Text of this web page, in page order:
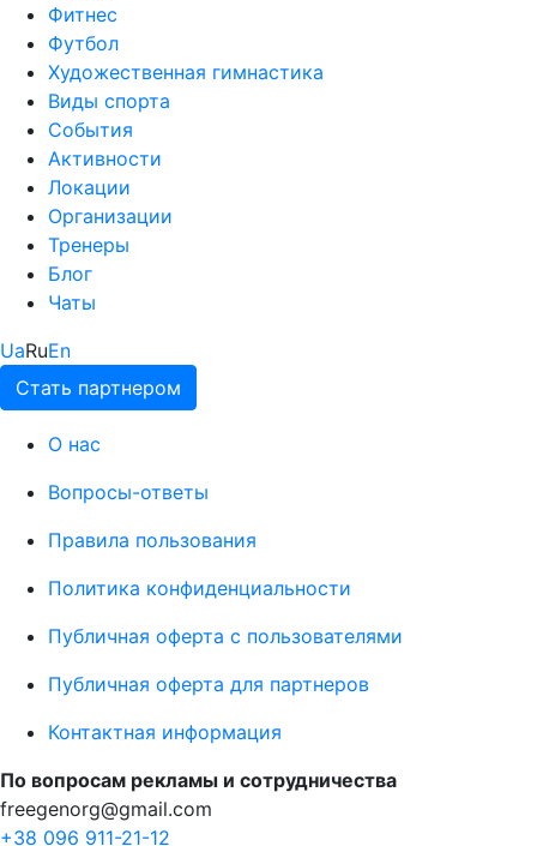
Фитнес
Футбол
Художественная гимнастика
Виды спорта
События
Активности
Локации
Организации
Тренеры
Блог
Чаты
UaRuEn
Стать партнером
О нас
Вопросы-ответы
Правила пользования
Политика конфиденциальности
Публичная оферта с пользователями
Публичная оферта для партнеров
Контактная информация
По вопросам рекламы и сотрудничества
freegenorg@gmail.com
+38 096 911-21-12